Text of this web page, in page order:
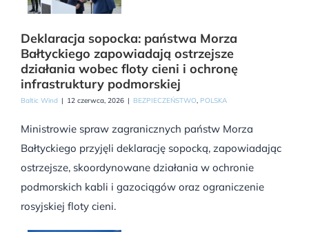
Deklaracja sopocka: państwa Morza
Bałtyckiego zapowiadają ostrzejsze
działania wobec floty cieni i ochronę
infrastruktury podmorskiej
Baltic Wind | 12 czerwca, 2026 | BEZPIECZEŃSTWO, POLSKA
Ministrowie spraw zagranicznych państw Morza
Bałtyckiego przyjęli deklarację sopocką, zapowiadając
ostrzejsze, skoordynowane działania w ochronie
podmorskich kabli i gazociągów oraz ograniczenie
rosyjskiej floty cieni.